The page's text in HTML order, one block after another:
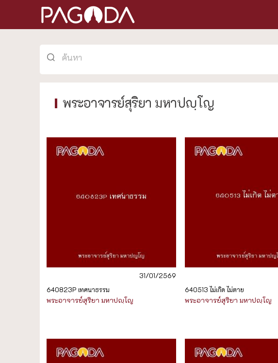
พระอาจารย์สุริยา มหาปญฺโญ
31/01/2569
640823P เทศนาธรรม
พระอาจารย์สุริยา มหาปญฺโญ
640513 ไม่เกิด ไม่ตาย
พระอาจารย์สุริยา มหาปญฺโญ